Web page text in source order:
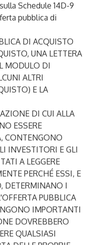
Schedule 14D-9
pubblica di
DI ACQUISTO
UNA LETTERA
MODULO DI
ALTRI
E LA
DI CUI ALLA
ESSERE
CONTENGONO
INVESTITORI E GLI
A LEGGERE
PERCHÉ ESSI, E
DETERMINANO I
PUBBLICA
IMPORTANTI
DOVREBBERO
QUALSIASI